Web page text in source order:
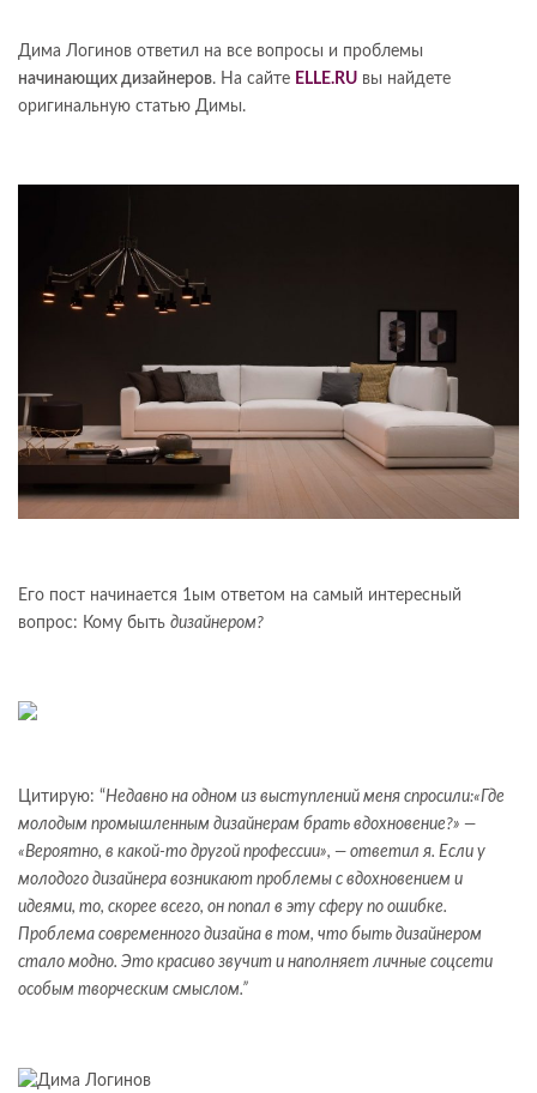
Дима Логинов ответил на все вопросы и проблемы
начинающих дизайнеров. На сайте ELLE.RU вы найдете
оригинальную статью Димы.
Его пост начинается 1ым ответом на самый интересный
вопрос: Кому быть дизайнером?
Цитирую: “Недавно на одном из выступлений меня спросили:«Где
молодым промышленным дизайнерам брать вдохновение?» —
«Вероятно, в какой-то другой профессии», — ответил я. Если у
молодого дизайнера возникают проблемы с вдохновением и
идеями, то, скорее всего, он попал в эту сферу по ошибке.
Проблема современного дизайна в том, что быть дизайнером
стало модно. Это красиво звучит и наполняет личные соцсети
особым творческим смыслом.”